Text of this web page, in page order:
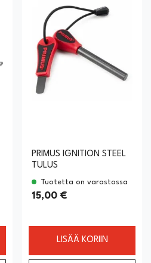
PRIMUS IGNITION STEEL
TULUS
Tuotetta on varastossa
15,00 €
LISÄÄ KORIIN